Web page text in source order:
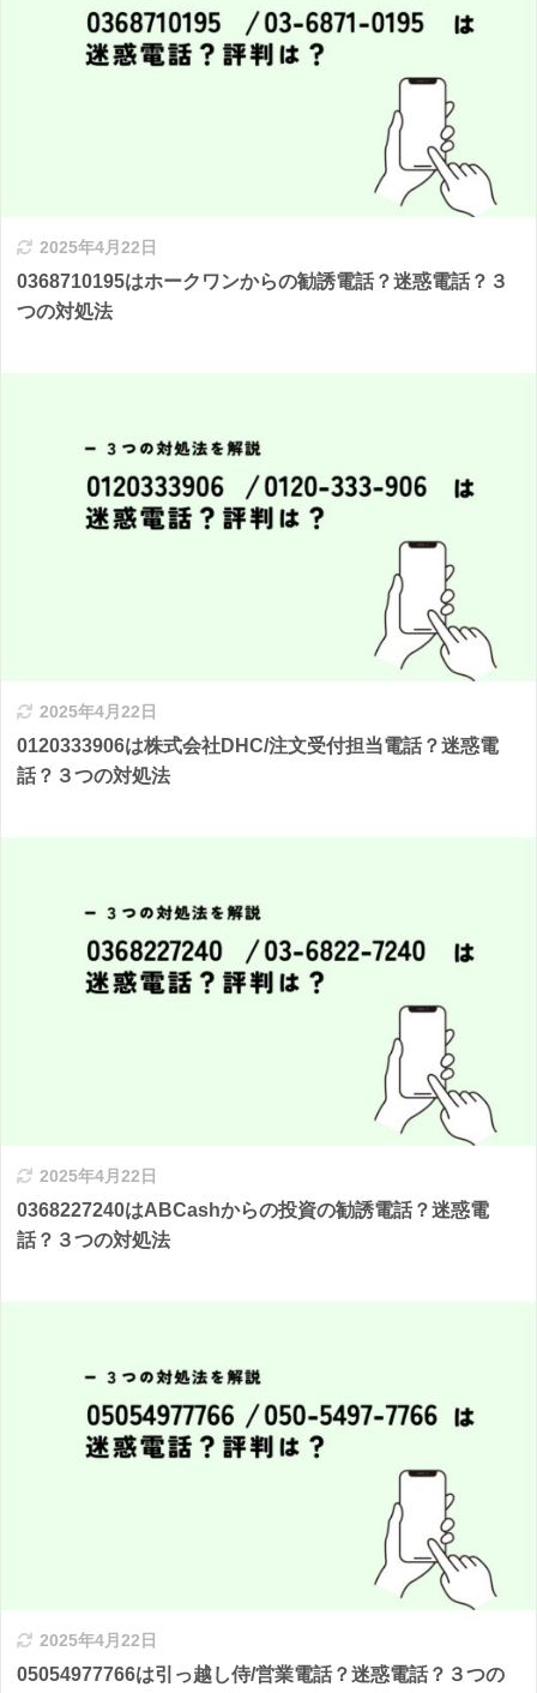
2025年4月22日
0368710195はホークワンからの勧誘電話？迷惑電話？３
つの対処法
2025年4月22日
0120333906は株式会社DHC/注文受付担当電話？迷惑電
話？３つの対処法
2025年4月22日
0368227240はABCashからの投資の勧誘電話？迷惑電
話？３つの対処法
2025年4月22日
05054977766は引っ越し侍/営業電話？迷惑電話？３つの